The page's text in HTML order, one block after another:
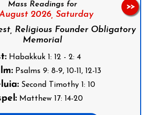
Mass Readings for
2026, Saturday
Religious Founder Obligatory
Memorial
Habakkuk 1: 12 - 2: 4
Psalms 9: 8-9, 10-11, 12-13
Second Timothy 1: 10
Matthew 17: 14-20
>>